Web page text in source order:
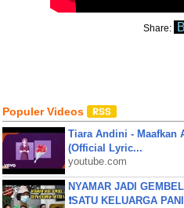
Share:
Populer Videos
Tiara Andini - Maafkan
(Official Lyric...
youtube.com
NYAMAR JADI
❗SATU KELUARGA